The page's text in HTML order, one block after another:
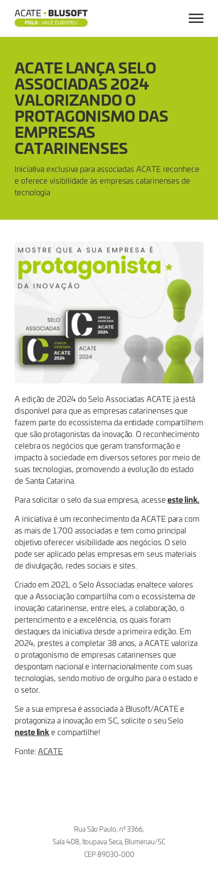
Menu
LANÇA
SELO
ASSOCIADAS
2024
VALORIZANDO
PROTAGONISMO
EMPRESAS
CATARINENSES
ACATE LANÇA SELO
ASSOCIADAS 2024
VALORIZANDO O
PROTAGONISMO DAS
EMPRESAS
CATARINENSES
Iniciativa exclusiva para associadas ACATE reconhece
e oferece visibilidade às empresas catarinenses de
tecnologia
A edição de 2024 do Selo Associadas ACATE já está
disponível para que as empresas catarinenses que
fazem parte do ecossistema da entidade compartilhem
que são protagonistas da inovação. O reconhecimento
celebra os negócios que geram transformação e
impacto à sociedade em diversos setores por meio de
suas tecnologias, promovendo a evolução do estado
de Santa Catarina.
Para solicitar o selo da sua empresa, acesseeste link.
A iniciativa é um reconhecimento da ACATE para com
as mais de 1.700 associadas e tem como principal
objetivo oferecer visibilidade aos negócios. O selo
pode ser aplicado pelas empresas em seus materiais
de divulgação, redes sociais e sites.
Criado em 2021, o Selo Associadas enaltece valores
que a Associação compartilha com o ecossistema de
inovação catarinense, entre eles, a colaboração, o
pertencimento e a excelência, os quais foram
destaques da iniciativa desde a primeira edição. Em
2024, prestes a completar 38 anos, a ACATE valoriza
o protagonismo de empresas catarinenses que
despontam nacional e internacionalmente com suas
tecnologias, sendo motivo de orgulho para o estado e
o setor.
Se a sua empresa é associada à Blusoft/ACATE e
protagoniza a inovação em SC, solicite o seu Selo
neste link e compartilhe!
Fonte:ACATE
Rua São Paulo, nº 3366,
Sala 408, Itoupava Seca, Blumenau/SC
CEP 89030-000